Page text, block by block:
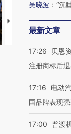
视线｜全球最热百城独
97个 印度如何熬过48°C
吴晓波 ： “沉
最新文章
17:26
贝恩
注册商标后
17:16
电动
国品牌表现
17:00
普渡